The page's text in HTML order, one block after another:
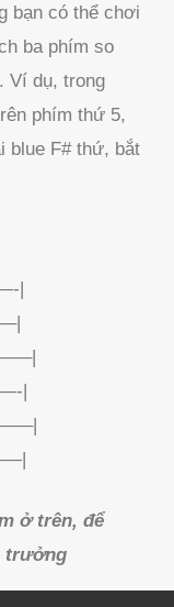
bạn có thể chơi
ba phím so
Ví dụ, trong
phím thứ 5,
blue F# thứ, bắt
|
|
ở trên, để
trưởng